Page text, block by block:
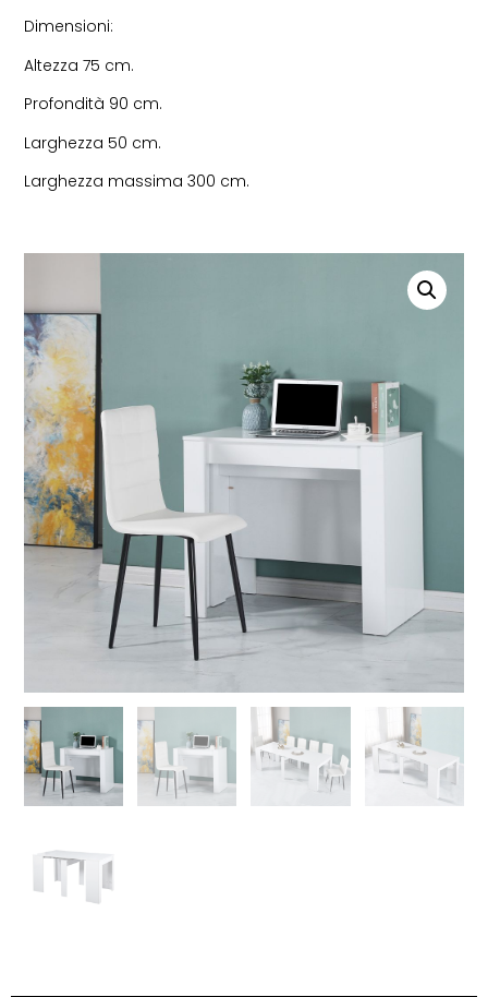
Dimensioni:
Altezza 75 cm.
Profondità 90 cm.
Larghezza 50 cm.
Larghezza massima 300 cm.